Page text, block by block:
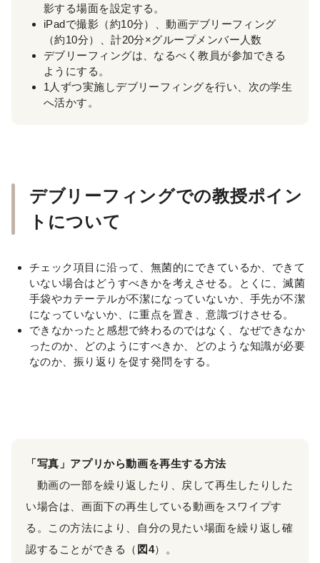
影する場面を設定する。
iPadで撮影（約10分）、動画デブリーフィング
（約10分）、計20分×グループメンバー人数
デブリーフィングは、なるべく教員が参加できる
ようにする。
1人ずつ実施しデブリーフィングを行い、次の学生
へ活かす。
デブリーフィングでの教授ポイン
トについて
チェック項目に沿って、無菌的にできているか、できて
いない場合はどうすべきかを考えさせる。とくに、滅菌
手袋やカテーテルが不潔になっていないか、手先が不潔
になっていないか、に重点を置き、意識づけさせる。
できなかったと感想で終わるのではなく、なぜできなか
ったのか、どのようにすべきか、どのような知識が必要
なのか、振り返りを促す発問をする。
「写真」アプリから動画を再生する方法
動画の一部を繰り返したり、戻して再生したりした
い場合は、画面下の再生している動画をスワイプす
る。この方法により、自分の見たい場面を繰り返し確
認することができる（ 図4）。